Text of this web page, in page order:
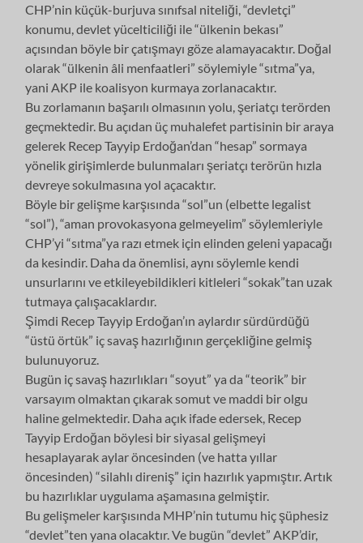
CHP’nin küçük-burjuva sınıfsal niteliği, “devletçi”
konumu, devlet yücelticiliği ile “ülkenin bekası”
açısından böyle bir çatışmayı göze alamayacaktır. Doğal
olarak “ülkenin âli menfaatleri” söylemiyle “sıtma”ya,
yani AKP ile koalisyon kurmaya zorlanacaktır.
Bu zorlamanın başarılı olmasının yolu, şeriatçı terörden
geçmektedir. Bu açıdan üç muhalefet partisinin bir araya
gelerek Recep Tayyip Erdoğan’dan “hesap” sormaya
yönelik girişimlerde bulunmaları şeriatçı terörün hızla
devreye sokulmasına yol açacaktır.
Böyle bir gelişme karşısında “sol”un (elbette legalist
“sol”), “aman provokasyona gelmeyelim” söylemleriyle
CHP’yi “sıtma”ya razı etmek için elinden geleni yapacağı
da kesindir. Daha da önemlisi, aynı söylemle kendi
unsurlarını ve etkileyebildikleri kitleleri “sokak”tan uzak
tutmaya çalışacaklardır.
Şimdi Recep Tayyip Erdoğan’ın aylardır sürdürdüğü
“üstü örtük” iç savaş hazırlığının gerçekliğine gelmiş
bulunuyoruz.
Bugün iç savaş hazırlıkları “soyut” ya da “teorik” bir
varsayım olmaktan çıkarak somut ve maddi bir olgu
haline gelmektedir. Daha açık ifade edersek, Recep
Tayyip Erdoğan böylesi bir siyasal gelişmeyi
hesaplayarak aylar öncesinden (ve hatta yıllar
öncesinden) “silahlı direniş” için hazırlık yapmıştır. Artık
bu hazırlıklar uygulama aşamasına gelmiştir.
Bu gelişmeler karşısında MHP’nin tutumu hiç şüphesiz
“devlet”ten yana olacaktır. Ve bugün “devlet” AKP’dir,